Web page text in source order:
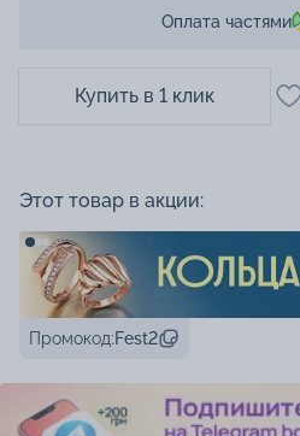
Оплата частями
Купить в 1 клик
Этот товар в акции:
Промокод:Fest2